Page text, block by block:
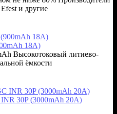
и другие
18A)
Высокотоковый литиево-
ёмкости
30P (3000mAh 20A)